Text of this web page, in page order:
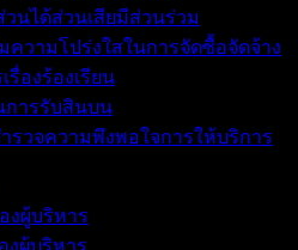
นได้ส่วนเสียมีส่วนร่วม
ความโปร่งใสในการจัดซื้อจัดจ้าง
รื่องร้องเรียน
การรับสินบน
รวจความพึงพอใจการให้บริการ
งผู้บริหาร